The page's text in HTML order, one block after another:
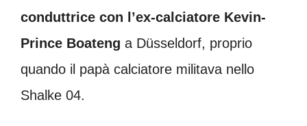
conduttrice con l’ex-calciatore Kevin-
Prince Boateng a Düsseldorf, proprio
quando il papà calciatore militava nello
Shalke 04.